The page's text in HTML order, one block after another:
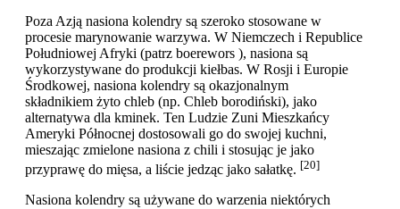
Poza Azją nasiona kolendry są szeroko stosowane w
procesie marynowanie warzywa. W Niemczech i Republice
Południowej Afryki (patrz boerewors ), nasiona są
wykorzystywane do produkcji kiełbas. W Rosji i Europie
Środkowej, nasiona kolendry są okazjonalnym
składnikiem żyto chleb (np. Chleb borodiński), jako
alternatywa dla kminek. Ten Ludzie Zuni Mieszkańcy
Ameryki Północnej dostosowali go do swojej kuchni,
mieszając zmielone nasiona z chili i stosując je jako
przyprawę do mięsa, a liście jedząc jako sałatkę. [20]
Nasiona kolendry są używane do warzenia niektórych